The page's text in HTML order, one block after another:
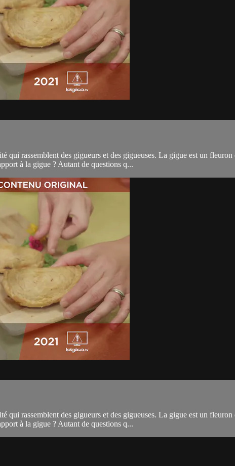
qui rassemblent des gigueurs et des gigueuses. La gigue est un
à la gigue ? Autant de questions q...
qui rassemblent des gigueurs et des gigueuses. La gigue est un
à la gigue ? Autant de questions q...